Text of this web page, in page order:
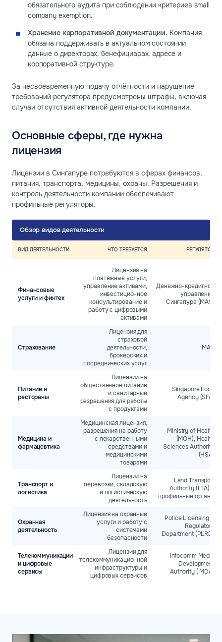
обязательного аудита при соблюдении критериев small
company exemption.
Хранение корпоративной документации. Компания
обязана поддерживать в актуальном состоянии
данные о директорах, бенефициарах, адресе и
корпоративной структуре.
За несвоевременную подачу отчётности и нарушение
требований регулятора предусмотрены штрафы, включая
случаи отсутствия активной деятельности компании.
Основные сферы, где нужна
лицензия
Лицензии в Сингапуре потребуются в сферах финансов,
питания, транспорта, медицины, охраны. Разрешения и
контроль деятельности компании обеспечивают
профильные регуляторы.
Обзор видов деятельности
ВИД ДЕЯТЕЛЬНОСТИ ЧТО ТРЕБУЕТСЯ РЕГУЛЯТОР
Финансовые
услуги и финтех
Лицензия на
платёжные услуги,
управление активами,
инвестиционное
консультирование и
работу с цифровыми
активами
Денежно-кредитное
управление
Сингапура (MAS)
Страхование
Лицензия для
страховой
деятельности,
брокерских и
посреднических услуг
MAS
Питание и
рестораны
Лицензии на
общественное питание
и санитарные
разрешения для работы
с продуктами
Singapore Food
Agency (SFA)
Медицина и
фармацевтика
Медицинская лицензия,
разрешения на работу
с лекарственными
средствами и
медицинскими
товарами
Ministry of Health
(MOH), Health
Sciences Authority
(HSA)
Транспорт и
логистика
Лицензии на
перевозки, складскую
и логистическую
деятельность
Land Transport
Authority (LTA) и
профильные органы
Охранная
деятельность
Лицензия на охранные
услуги и работу с
системами
безопасности
Police Licensing &
Regulatory
Department (PLRD)
Телекоммуникации
и цифровые
сервисы
Лицензии для
телекоммуникационной
инфраструктуры и
цифровых сервисов
Infocomm Media
Development
Authority (IMDA)